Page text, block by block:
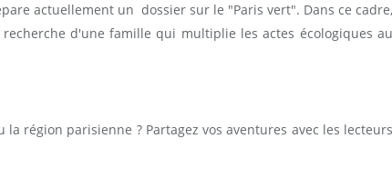
actuellement un dossier sur le "Paris vert". Dans ce cadre,
d'une famille qui multiplie les actes écologiques au
la région parisienne ? Partagez vos aventures avec les lecteurs